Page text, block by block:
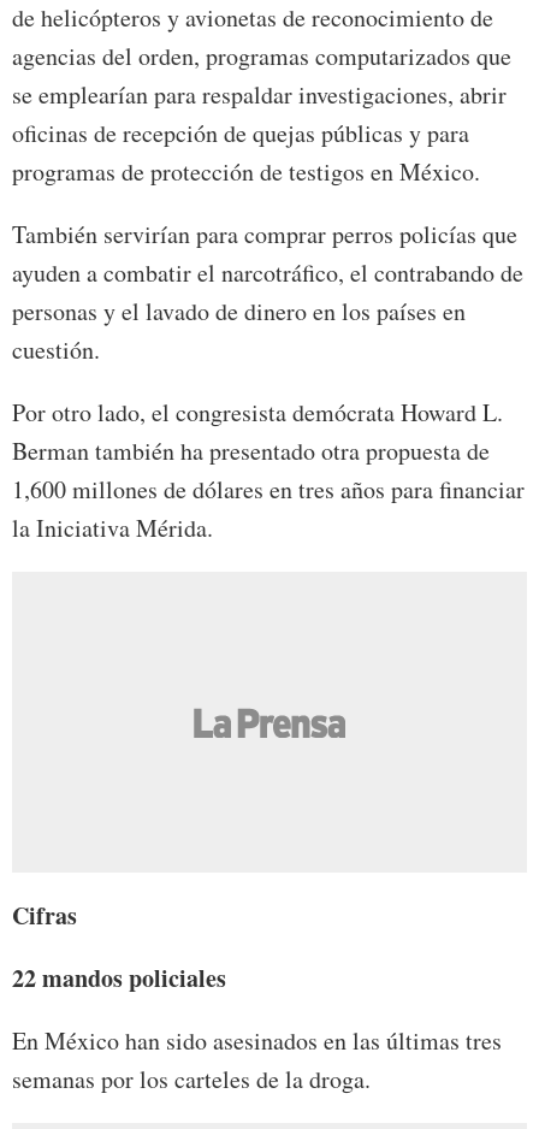
de helicópteros y avionetas de reconocimiento de
agencias del orden, programas computarizados que
se emplearían para respaldar investigaciones, abrir
oficinas de recepción de quejas públicas y para
programas de protección de testigos en México.
También servirían para comprar perros policías que
ayuden a combatir el narcotráfico, el contrabando de
personas y el lavado de dinero en los países en
cuestión.
Por otro lado, el congresista demócrata Howard L.
Berman también ha presentado otra propuesta de
1,600 millones de dólares en tres años para financiar
la Iniciativa Mérida.
Cifras
22 mandos policiales
En México han sido asesinados en las últimas tres
semanas por los carteles de la droga.